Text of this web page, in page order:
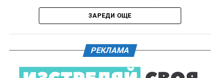
И двете вечери ще продължи инициативата „Книга
за книга“ – всеки може да донесе книга от личната
си библиотека и да вземе друга. Целта е обмен на
заглавия, впечатления и приятен разговор за
Вечерта е в пика на метеорния поток „Персеиди“ –
едно от най-красивите и очаквани астрономически
дни Земята преминава през шлейф от частици,
оставени от кометата 109P/Swift-Tuttle.
Тези частици изгарят в атмосферата над нас и
ЗАРЕДИ ОЩЕ
РЕКЛАМА